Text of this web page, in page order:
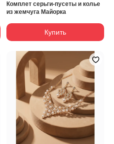
Комплет серьги-пусеты и колье
из жемчуга Майорка
Купить